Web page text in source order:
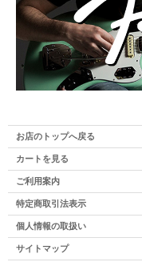
お店のトップへ戻る
カートを見る
ご利用案内
特定商取引法表示
個人情報の取扱い
サイトマップ